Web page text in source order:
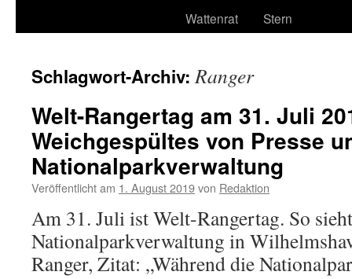
Wattenrat
Stern
Schlagwort-Archiv:Ranger
Welt-Rangertag am 31. Juli
Weichgespültes von Presse
Nationalparkverwaltung
Veröffentlicht am 1. August 2019von Redaktion
Am 31. Juli ist Welt-Rangertag. So
Nationalparkverwaltung in
Ranger, Zitat: „Während die